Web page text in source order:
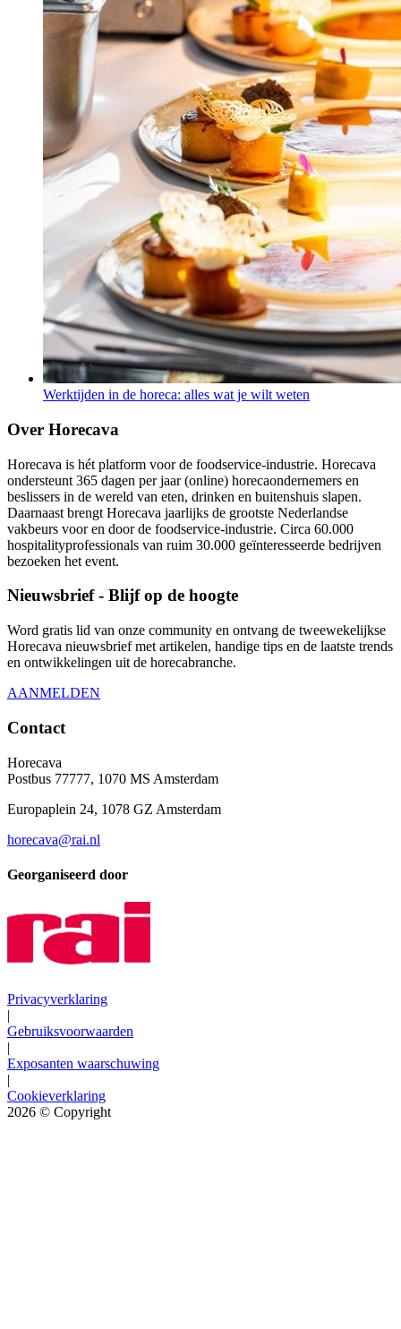
Werktijden in de horeca: alles wat je wilt weten
Over Horecava
Horecava is hét platform voor de foodservice-industrie. Horecava
ondersteunt 365 dagen per jaar (online) horecaondernemers en
beslissers in de wereld van eten, drinken en buitenshuis slapen.
Daarnaast brengt Horecava jaarlijks de grootste Nederlandse
vakbeurs voor en door de foodservice-industrie. Circa 60.000
hospitalityprofessionals van ruim 30.000 geïnteresseerde bedrijven
bezoeken het event.
Nieuwsbrief - Blijf op de hoogte
Word gratis lid van onze community en ontvang de tweewekelijkse
Horecava nieuwsbrief met artikelen, handige tips en de laatste trends
en ontwikkelingen uit de horecabranche.
AANMELDEN
Contact
Horecava
Postbus 77777, 1070 MS Amsterdam
Europaplein 24, 1078 GZ Amsterdam
horecava@rai.nl
Georganiseerd door
Privacyverklaring
|
Gebruiksvoorwaarden
|
Exposanten waarschuwing
|
Cookieverklaring
2026 © Copyright